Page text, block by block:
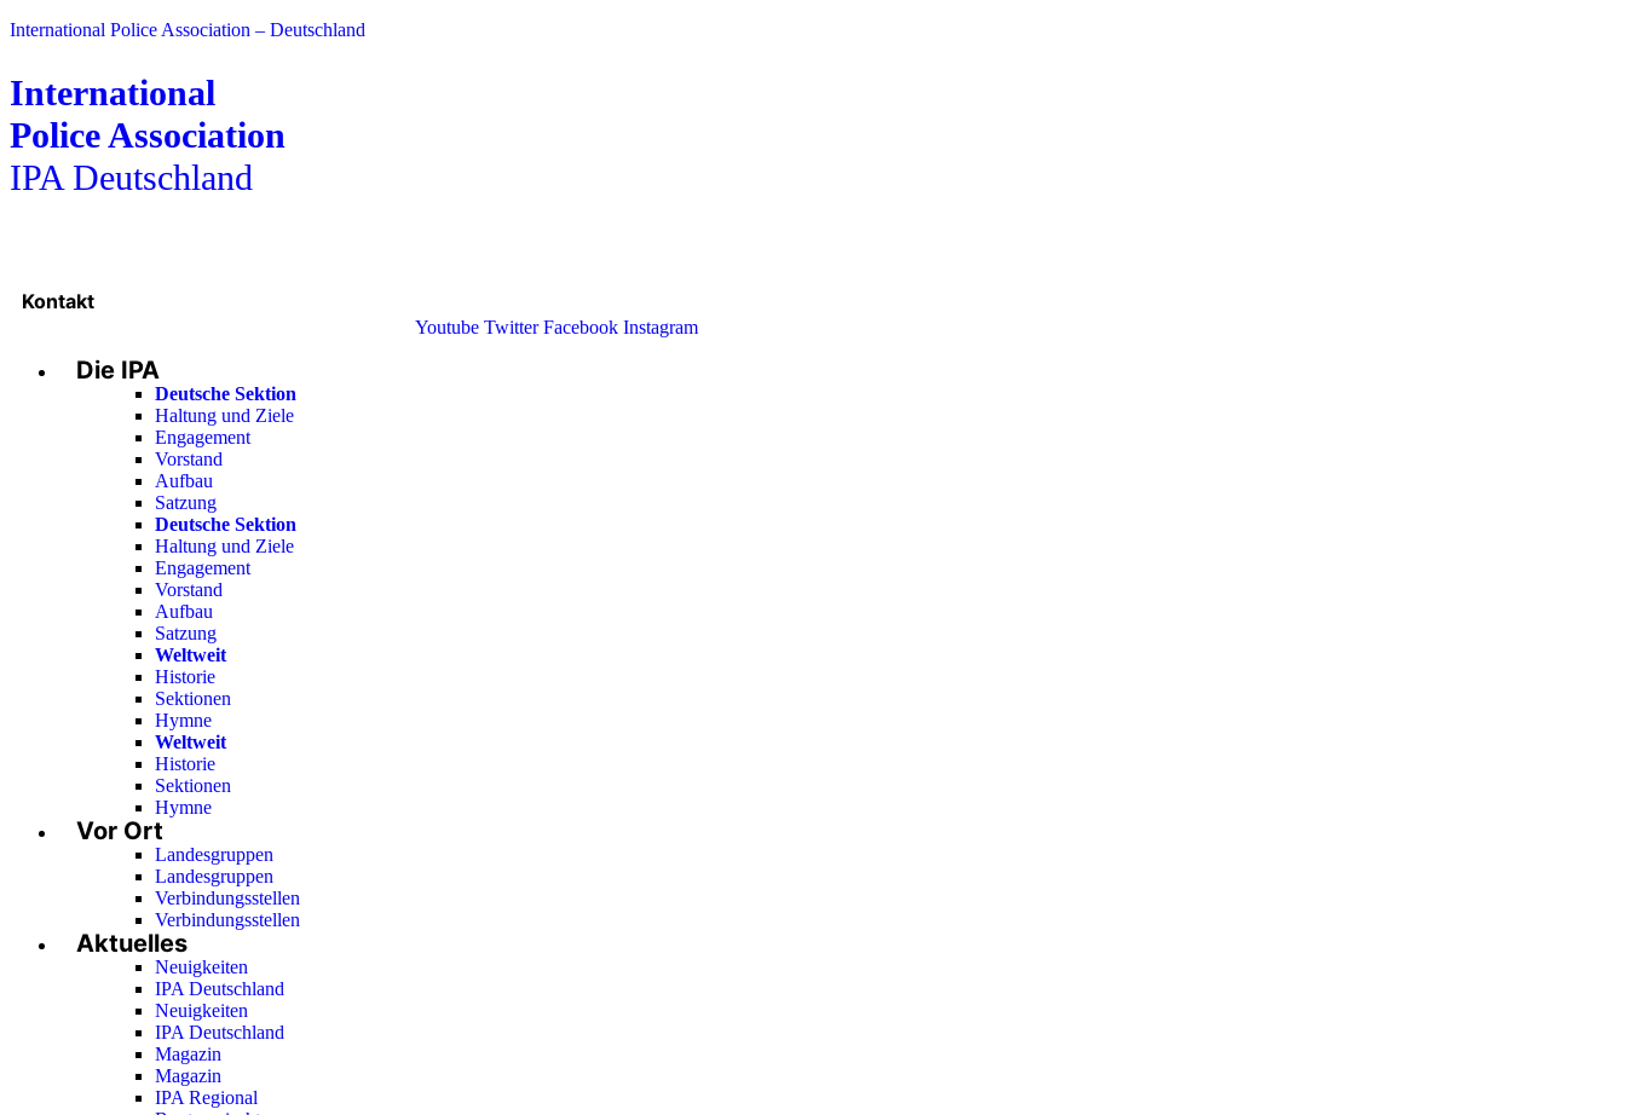
International Police Association – Deutschland
International
Police Association
IPA Deutschland
Kontakt
Youtube Twitter Facebook Instagram
Die IPA
Deutsche Sektion
Haltung und Ziele
Engagement
Vorstand
Aufbau
Satzung
Deutsche Sektion
Haltung und Ziele
Engagement
Vorstand
Aufbau
Satzung
Weltweit
Historie
Sektionen
Hymne
Weltweit
Historie
Sektionen
Hymne
Vor Ort
Landesgruppen
Landesgruppen
Verbindungsstellen
Verbindungsstellen
Aktuelles
Neuigkeiten
IPA Deutschland
Neuigkeiten
IPA Deutschland
Magazin
Magazin
IPA Regional